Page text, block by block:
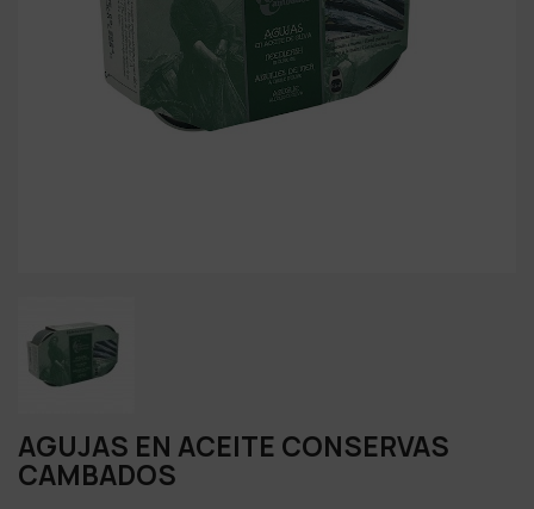
AGUJAS EN ACEITE CONSERVAS
CAMBADOS